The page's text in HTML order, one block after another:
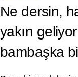
Ne dersin,
yakın
bambaşka